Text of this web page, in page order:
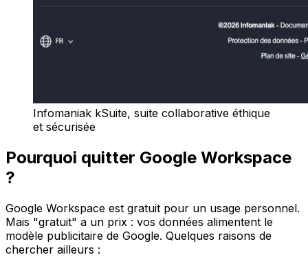
Infomaniak kSuite, suite collaborative éthique
et sécurisée
Pourquoi quitter Google Workspace
?
Google Workspace est gratuit pour un usage personnel.
Mais "gratuit" a un prix : vos données alimentent le
modèle publicitaire de Google. Quelques raisons de
chercher ailleurs :